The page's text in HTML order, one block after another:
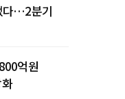
다…2분기
억원